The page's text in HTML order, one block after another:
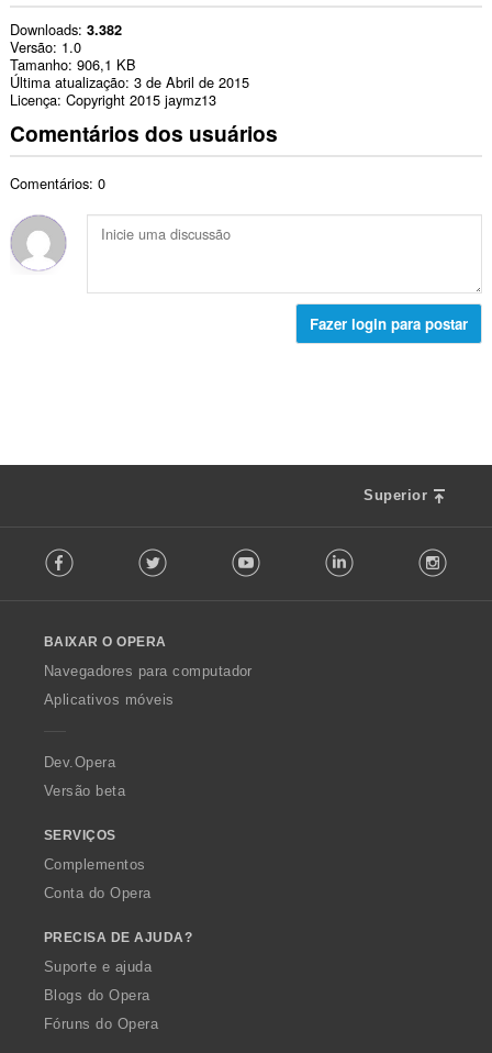
Downloads 3.382
Versão 1.0
Tamanho 906,1 KB
Última atualização 3 de Abril de 2015
Licença Copyright 2015 jaymz13
Comentários dos usuários
Comentários: 0
Fazer login para postar
Superior
o
w
O
p
a
Facebook Twitter Youtube LinkedIn
BAIXAR O OPERA
Navegadores para computador
Aplicativos móveis
Dev.Opera
Versão beta
SERVIÇOS
Complementos
Conta do Opera
PRECISA DE AJUDA?
Suporte e ajuda
Blogs do Opera
Fóruns do Opera